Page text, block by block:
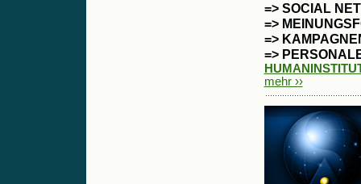
=> SOCIAL
=>
=>
=>
mehr ››